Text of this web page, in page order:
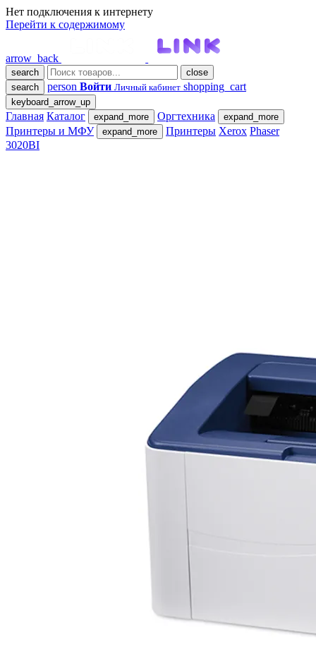
Нет подключения к интернету
Перейти к содержимому
arrow_back
search
close
search
person Войти Личный кабинет shopping_cart
keyboard_arrow_up
Главная Каталог expand_more Оргтехника expand_more
Принтеры и МФУ expand_more Принтеры Xerox Phaser
3020BI